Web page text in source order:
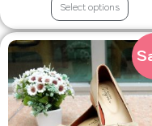
Select options